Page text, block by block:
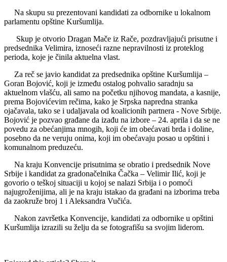
Na skupu su prezentovani kandidati za odbornike u lokalnom
parlamentu opštine Kuršumlija.
Skup je otvorio Dragan Mače iz Rače, pozdravljajući prisutne i
predsednika Velimira, iznoseći razne nepravilnosti iz proteklog
perioda, koje je činila aktuelna vlast.
Za reč se javio kandidat za predsednika opštine Kuršumlija –
Goran Bojović, koji je između ostalog pohvalio saradnju sa
aktuelnom vlašću, ali samo na početku njihovog mandata, a kasnije,
prema Bojovićevim rečima, kako je Srpska napredna stranka
ojačavala, tako se i udaljavala od koalicionih partnera - Nove Srbije.
Bojović je pozvao građane da izađu na izbore – 24. aprila i da se ne
povedu za obećanjima mnogih, koji će im obećavati brda i doline,
posebno da ne veruju onima, koji im obećavaju posao u opštini i
komunalnom preduzeću.
Na kraju Konvencije prisutnima se obratio i predsednik Nove
Srbije i kandidat za gradonačelnika Čačka – Velimir Ilić, koji je
govorio o teškoj situaciji u kojoj se nalazi Srbija i o pomoći
najugroženijima, ali je na kraju istakao da građani na izborima treba
da zaokruže broj 1 i Aleksandra Vučića.
Nakon završetka Konvencije, kandidati za odbornike u opštini
Kuršumlija izrazili su želju da se fotografišu sa svojim liderom.